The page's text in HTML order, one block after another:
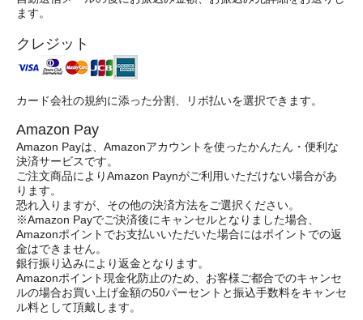
ます。
クレジット
カード会社の規約に添った分割、リボ払いを選択できます。
Amazon Pay
Amazon Payは、Amazonアカウントを使ったかんたん・便利な
決済サービスです。
ご注文商品によりAmazon Paynがご利用いただけない場合があ
ります。
恐れ入りますが、その他の決済方法をご選択ください。
※Amazon Payでご決済後にキャンセルとなりました場合、
Amazonポイントでお支払いいただいた場合にはポイントでの返
金はできません。
銀行振り込みにより返金となります。
Amazonポイント現金化防止のため、お客様ご都合でのキャンセ
ルの場合お買い上げ金額の50パーセントと振込手数料をキャンセ
ル料として頂戴します。